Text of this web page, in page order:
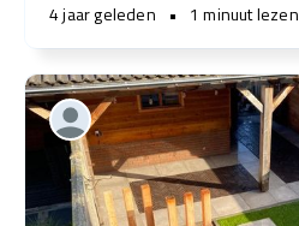
4 jaar geleden • 1 minuut lezen